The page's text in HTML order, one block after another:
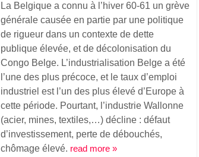
La Belgique a connu à l’hiver 60-61 un grève
générale causée en partie par une politique
de rigueur dans un contexte de dette
publique élevée, et de décolonisation du
Congo Belge. L’industrialisation Belge a été
l’une des plus précoce, et le taux d’emploi
industriel est l’un des plus élevé d’Europe à
cette période. Pourtant, l’industrie Wallonne
(acier, mines, textiles,…) décline : défaut
d’investissement, perte de débouchés,
chômage élevé. read more »